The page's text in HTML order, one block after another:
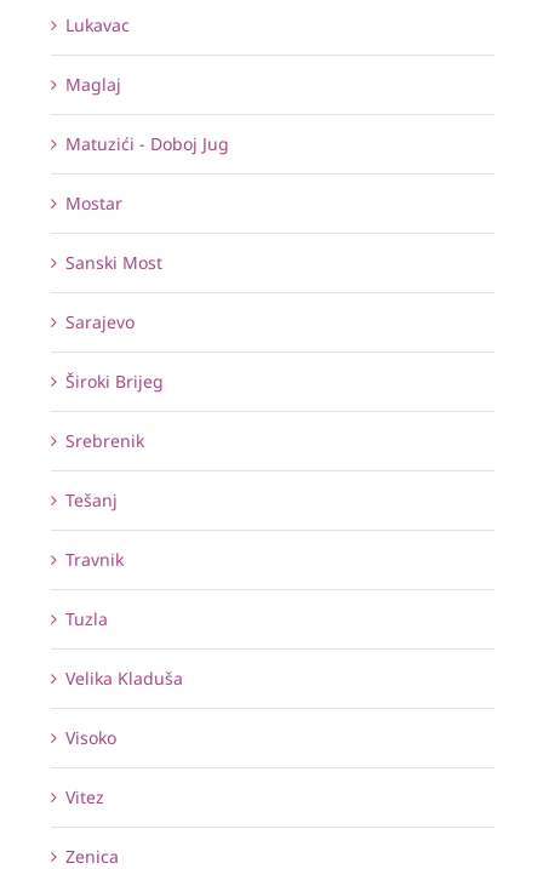
Lukavac
Maglaj
Matuzići - Doboj Jug
Mostar
Sanski Most
Sarajevo
Široki Brijeg
Srebrenik
Tešanj
Travnik
Tuzla
Velika Kladuša
Visoko
Vitez
Zenica